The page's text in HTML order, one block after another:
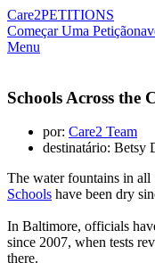
Care2PETITIONS
Começar Uma Petição
Menu
Schools Across the
por: Care2 Team
destinatário: Betsy
The water fountains in
Schools have been dry
In Baltimore, officials
since 2007, when tests
there.